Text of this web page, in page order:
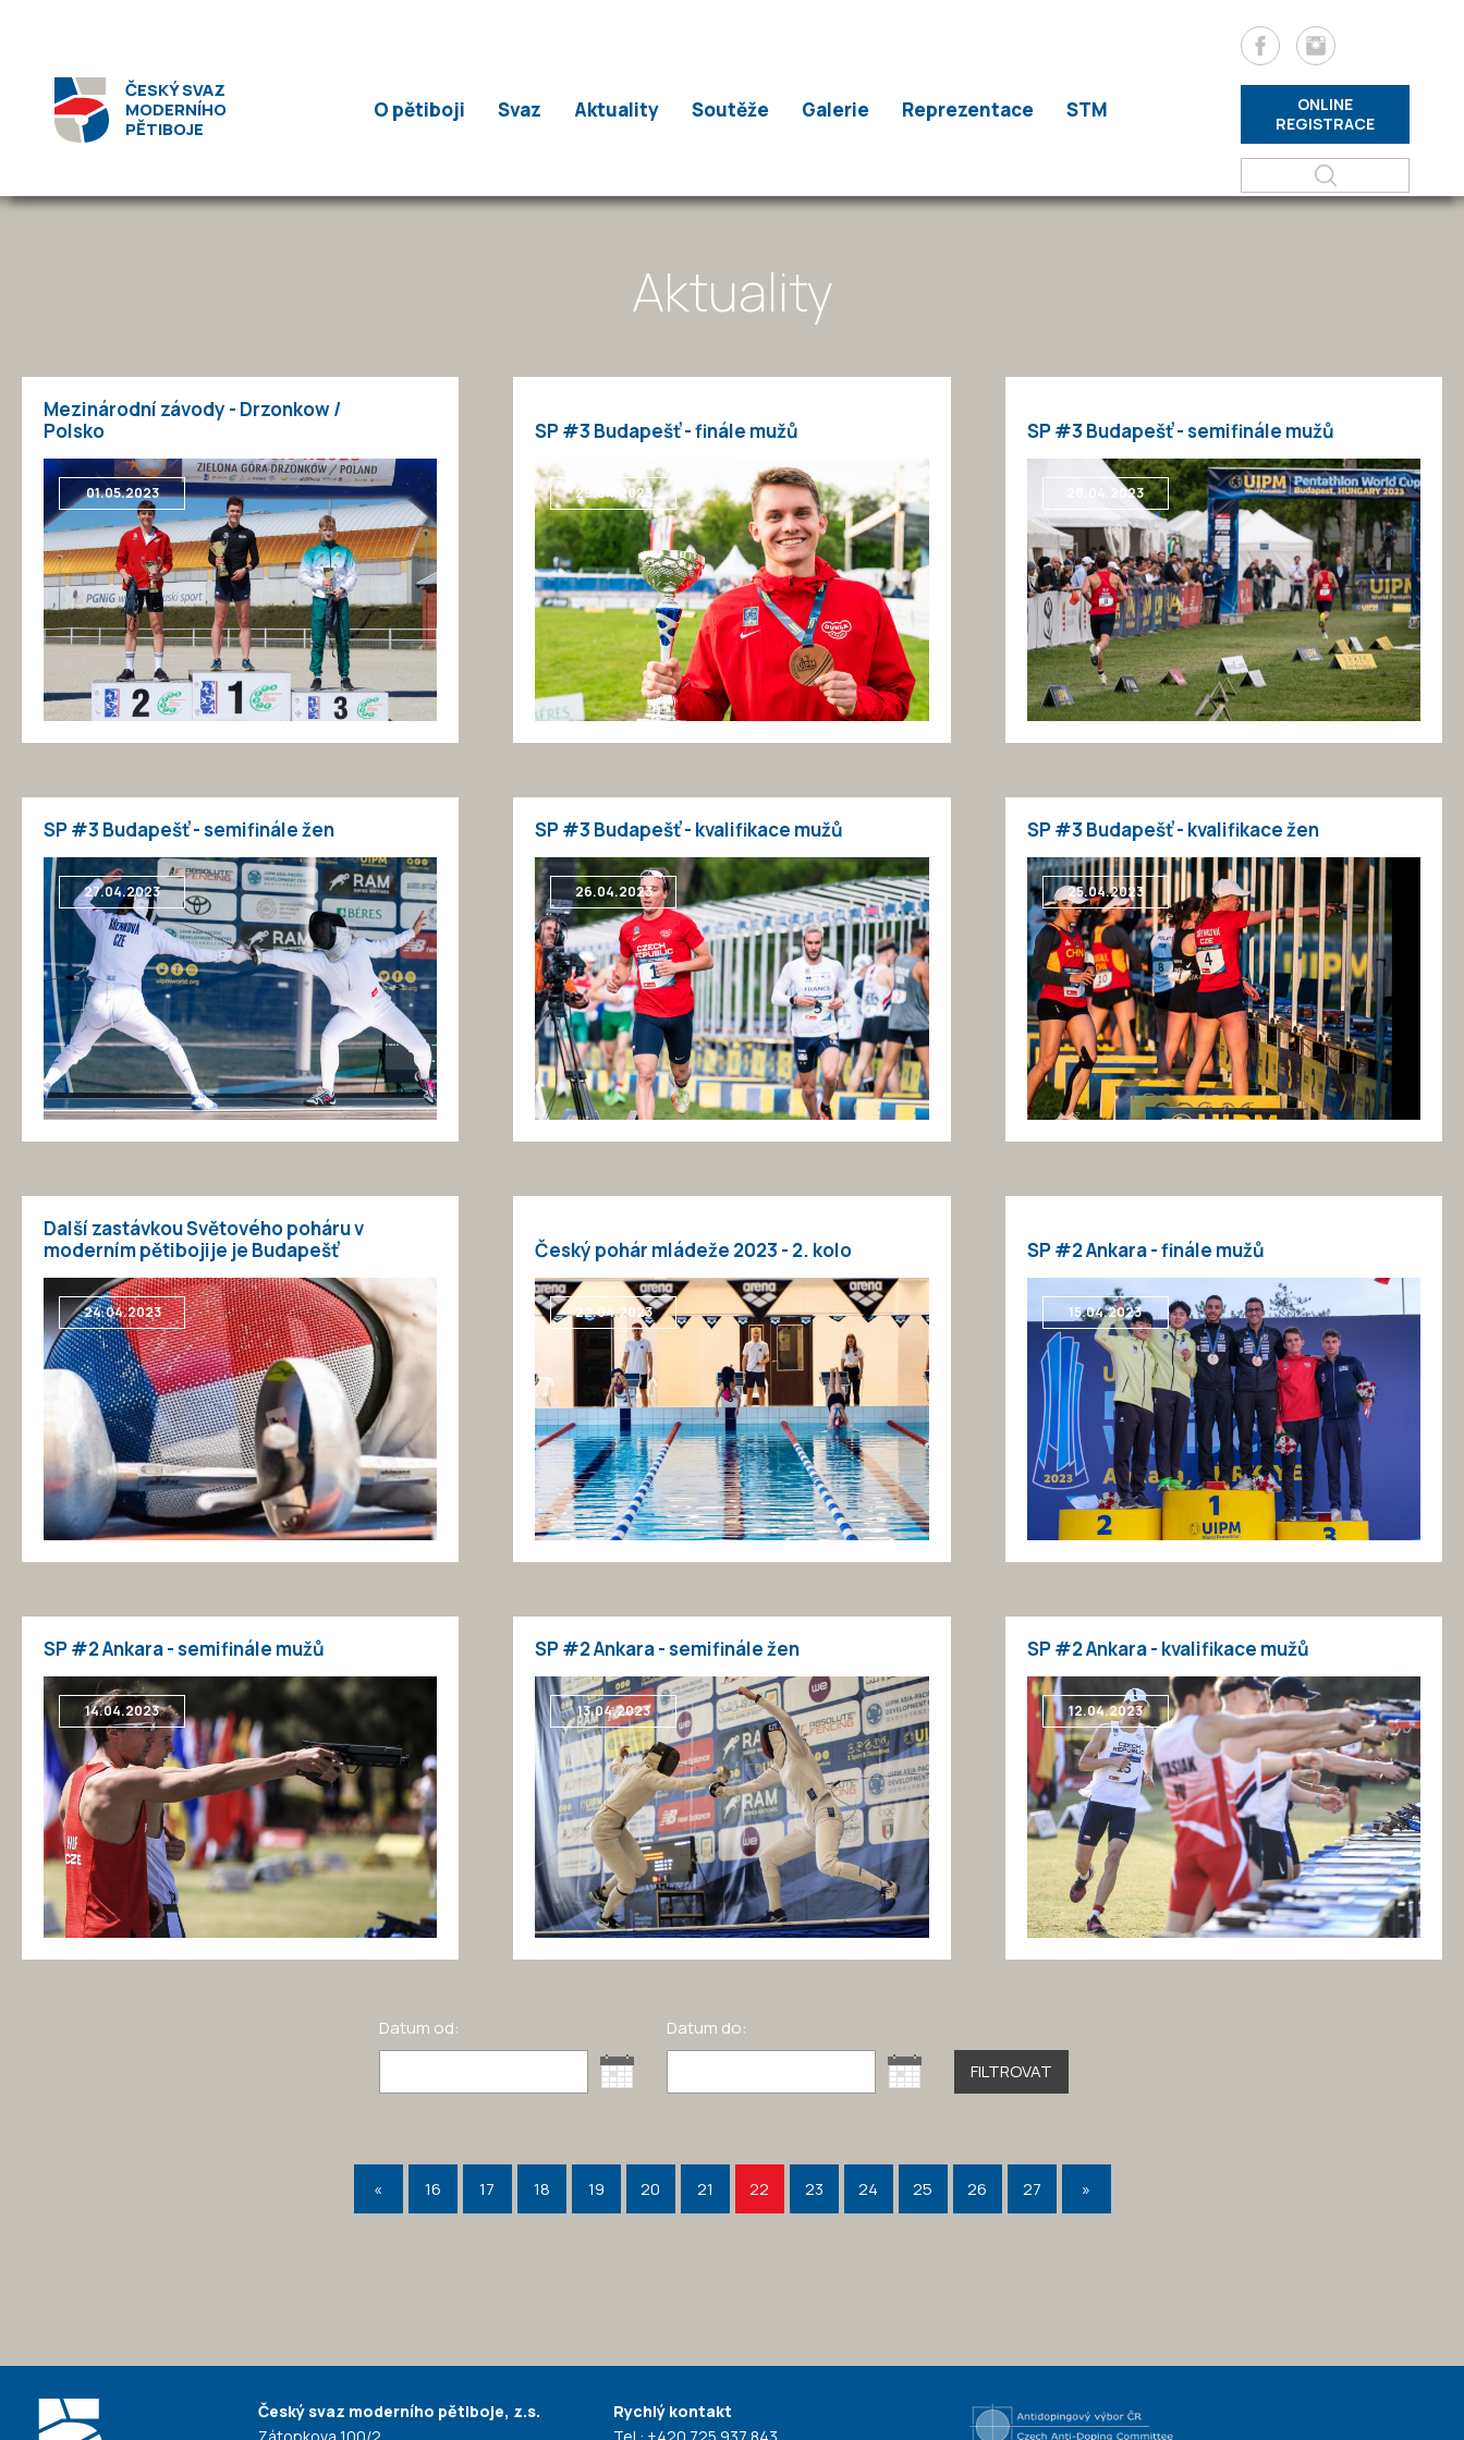
ČESKÝ SVAZ
MODERNÍHO
PĚTIBOJE
O pětiboji Svaz Aktuality Soutěže Galerie Reprezentace STM
ONLINE
REGISTRACE
Aktuality
Mezinárodní závody - Drzonkow /
Polsko
01.05.2023
SP #3 Budapešť - finále mužů
29.04.2023
SP #3 Budapešť - semifinále mužů
28.04.2023
SP #3 Budapešť - semifinále žen
27.04.2023
SP #3 Budapešť - kvalifikace mužů
26.04.2023
SP #3 Budapešť - kvalifikace žen
25.04.2023
Další zastávkou Světového poháru v
moderním pětibojije je Budapešť
24.04.2023
Český pohár mládeže 2023 - 2. kolo
22.04.2023
SP #2 Ankara - finále mužů
15.04.2023
SP #2 Ankara - semifinále mužů
14.04.2023
SP #2 Ankara - semifinále žen
13.04.2023
SP #2 Ankara - kvalifikace mužů
12.04.2023
Datum od:
Datum do:
FILTROVAT
« 16 17 18 19 20 21 22 23 24 25 26 27 »
Český svaz moderního pětiboje, z.s.
Rychlý kontakt